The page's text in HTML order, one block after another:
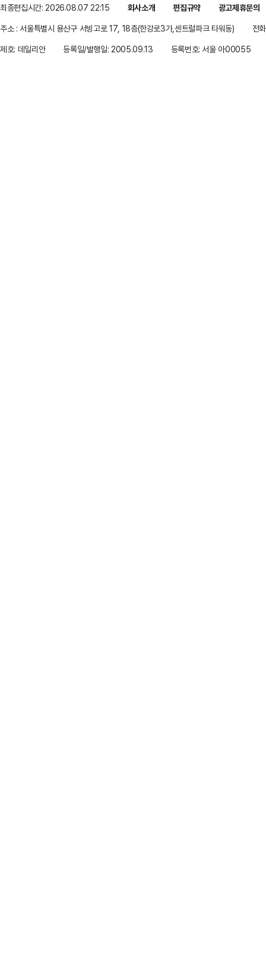
최종편집시간: 2026.08.07 22:15 회사소개 편집규약
광고제휴문의
주소 : 서울특별시 용산구 서빙고로 17, 18층(한강로3가,센트럴파크 타워동)
전
제호: 데일리안
등록일/발행일: 2005.09.13 등록번호: 서울 아00055